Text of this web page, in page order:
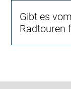
Gibt es
Radtouren